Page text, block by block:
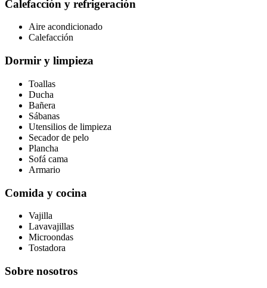
Calefacción y refrigeración
Aire acondicionado
Calefacción
Dormir y limpieza
Toallas
Ducha
Bañera
Sábanas
Utensilios de limpieza
Secador de pelo
Plancha
Sofá cama
Armario
Comida y cocina
Vajilla
Lavavajillas
Microondas
Tostadora
Sobre nosotros